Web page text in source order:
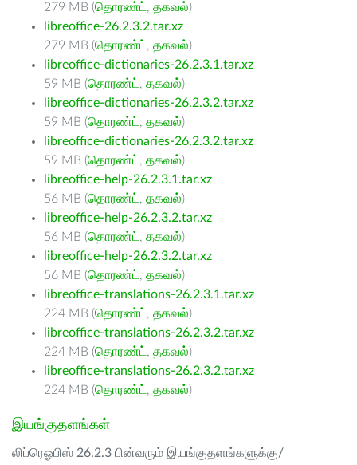
279 MB (தொரண்ட் , தகவல்)
libreoffice-26.2.3.2.tar.xz
279 MB (தொரண்ட் , தகவல்)
libreoffice-dictionaries-26.2.3.1.tar.xz
59 MB (தொரண்ட் , தகவல்)
libreoffice-dictionaries-26.2.3.2.tar.xz
59 MB (தொரண்ட் , தகவல்)
libreoffice-dictionaries-26.2.3.2.tar.xz
59 MB (தொரண்ட் , தகவல்)
libreoffice-help-26.2.3.1.tar.xz
56 MB (தொரண்ட் , தகவல்)
libreoffice-help-26.2.3.2.tar.xz
56 MB (தொரண்ட் , தகவல்)
libreoffice-help-26.2.3.2.tar.xz
56 MB (தொரண்ட் , தகவல்)
libreoffice-translations-26.2.3.1.tar.xz
224 MB (தொரண்ட் , தகவல்)
libreoffice-translations-26.2.3.2.tar.xz
224 MB (தொரண்ட் , தகவல்)
libreoffice-translations-26.2.3.2.tar.xz
224 MB (தொரண்ட் , தகவல்)
இயங்குதளங்கள்
லிப்ரெஓபிஸ் 26.2.3 பின்வரும் இயங்குதளங்களுக்கு/